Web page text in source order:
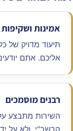
אמינות ושקיפות
תיעוד מדויק של
אליכם. אתם
רבנים מוסמכים
השירות מתבצע על
הרשב"י, ולא על